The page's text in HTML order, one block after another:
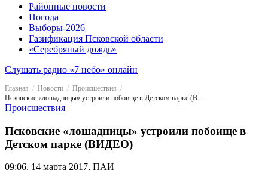
Районные новости
Погода
Выборы-2026
Газификация Псковской области
«Серебряный дождь»
Слушать радио «7 небо» онлайн
Главная Новости
Происшествия
Псковские «лошадницы» устроили побоище в Детском парке (ВИДЕО)
Происшествия
Псковские «лошадницы» устроили побоище в
Детском парке (ВИДЕО)
09:06, 14 марта 2017, ПАИ